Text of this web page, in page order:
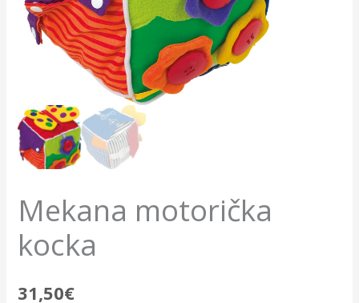
Mekana motorička
kocka
31,50€